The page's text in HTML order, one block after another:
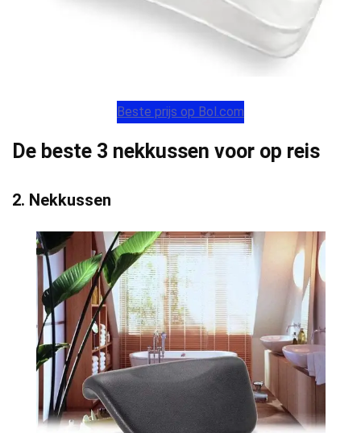
Beste prijs op Bol.com
De beste 3 nekkussen voor op reis
2. Nekkussen